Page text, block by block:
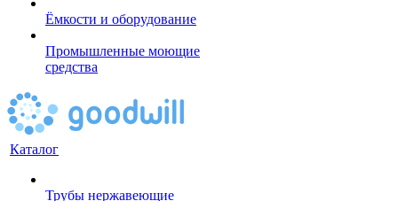
Ёмкости и оборудование
Промышленные моющие
средства
Каталог
Трубы нержавеющие